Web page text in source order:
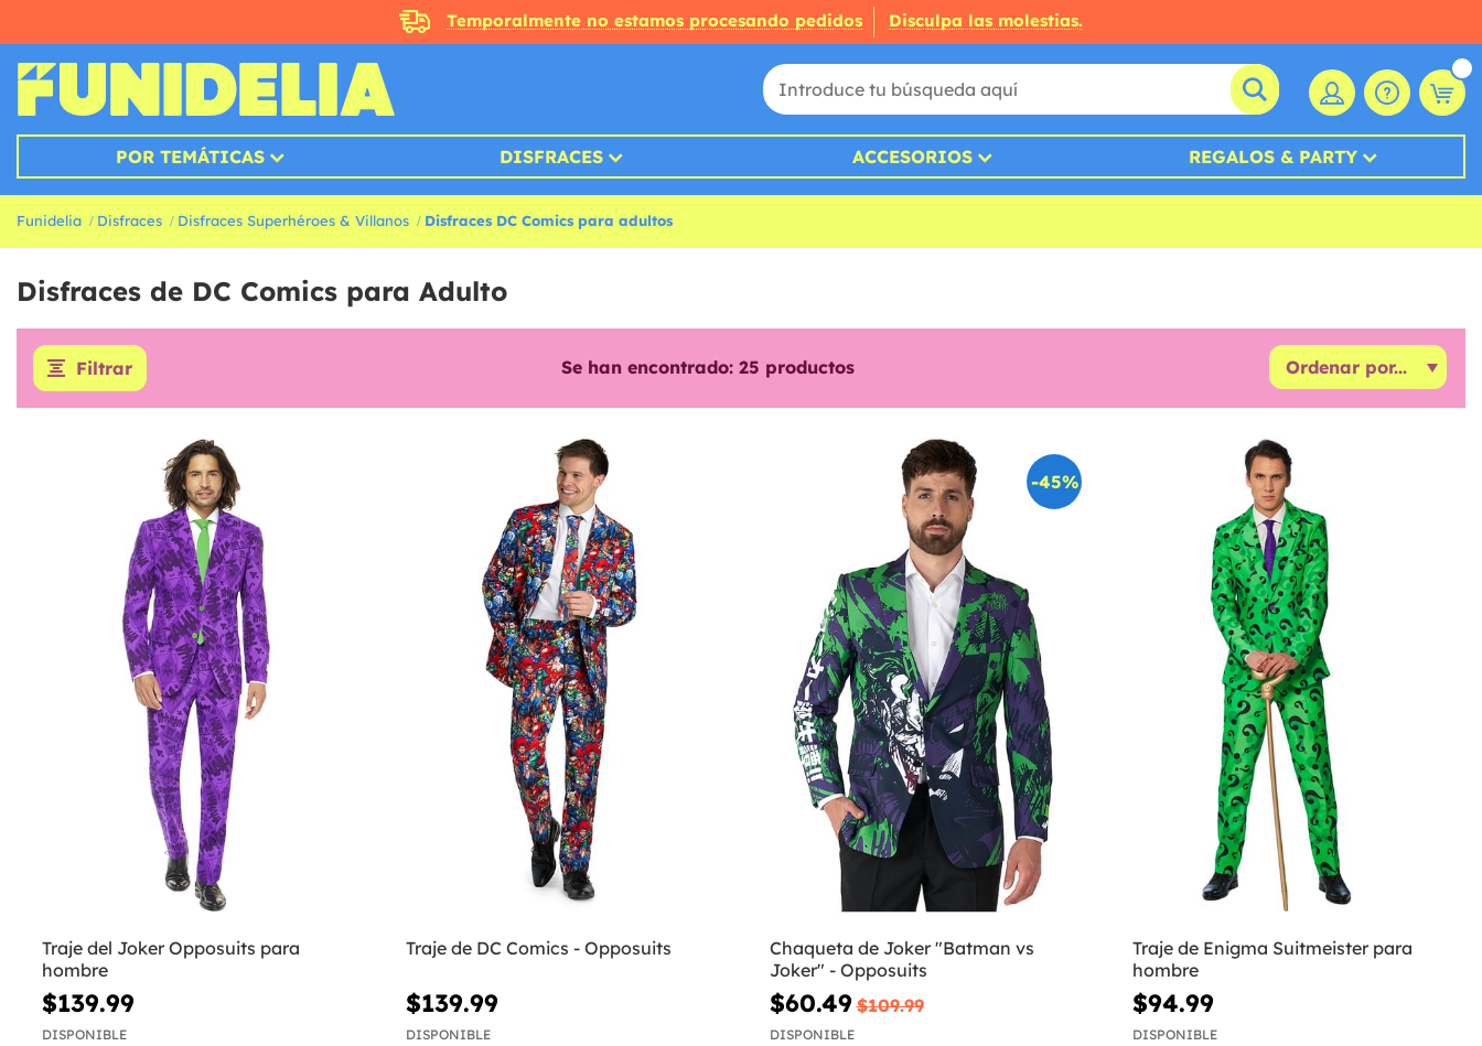
Temporalmente no estamos procesando pedidos Disculpa las molestias.
POR TEMÁTICAS DISFRACES ACCESORIOS REGALOS & PARTY
Funidelia Disfraces Disfraces Superhéroes & Villanos Disfraces DC Comics para adultos
Disfraces de DC Comics para Adulto
Filtrar Se han encontrado: 25 productos
Traje del Joker Opposuits para
hombre
$139.99
DISPONIBLE
Traje de DC Comics - Opposuits
$139.99
DISPONIBLE
-45%
Chaqueta de Joker "Batman vs
Joker" - Opposuits
$60.49 $109.99
DISPONIBLE
Traje de Enigma Suitmeister para
hombre
$94.99
DISPONIBLE